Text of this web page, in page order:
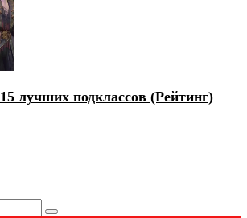
лучших подклассов (Рейтинг)